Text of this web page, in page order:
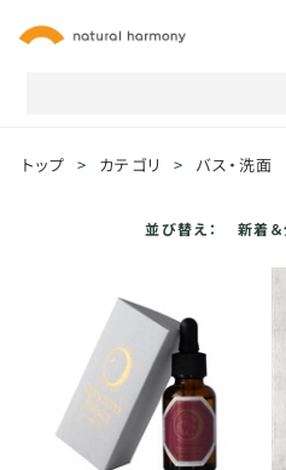
トップ > カテゴリ > バス・洗面
並び替え： 新着